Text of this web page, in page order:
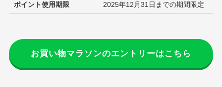
ポイント使用期限 2025年12月31日までの期間限定
お買い物マラソンのエントリーはこちら